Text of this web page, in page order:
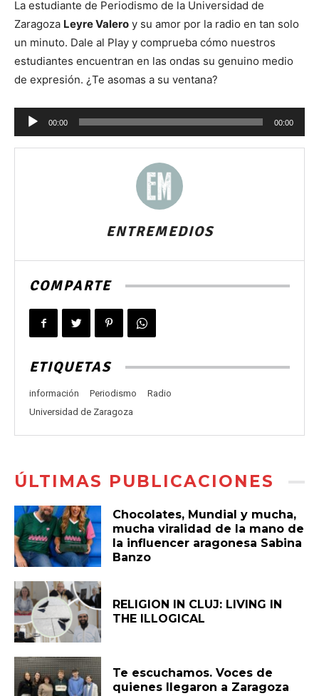
La estudiante de Periodismo de la Universidad de
Zaragoza Leyre Valero y su amor por la radio en tan solo
un minuto. Dale al Play y comprueba cómo nuestros
estudiantes encuentran en las ondas su genuino medio
de expresión. ¿Te asomas a su ventana?
Reproductor
de
00:00 00:00
ENTREMEDIOS
COMPARTE
ETIQUETAS
información Periodismo
Radio
Universidad de Zaragoza
ÚLTIMAS PUBLICACIONES
Chocolates, Mundial y mucha,
mucha viralidad de la mano de
la influencer aragonesa Sabina
Banzo
RELIGION IN CLUJ: LIVING IN
THE ILLOGICAL
Te escuchamos. Voces de
quienes llegaron a Zaragoza